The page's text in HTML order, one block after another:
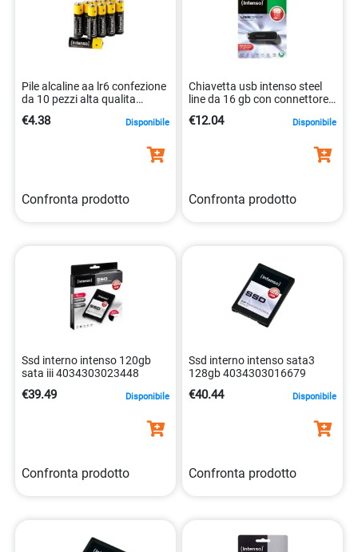
Pile alcaline aa lr6 confezione
da 10 pezzi alta qualita
€4.38 Disponibile
Confronta prodotto
Chiavetta usb intenso steel
line da 16 gb con connettore
€12.04 Disponibile
Confronta prodotto
Ssd interno intenso 120gb
sata iii 4034303023448
€39.49 Disponibile
Confronta prodotto
Ssd interno intenso sata3
128gb 4034303016679
€40.44 Disponibile
Confronta prodotto